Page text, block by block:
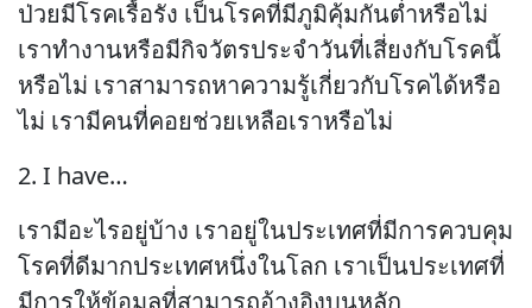
ป่วยมีโรคเรื้อรัง เป็นโรคที่มีภูมิคุ้มกันต่ำหรือไม่
เราทำงานหรือมีกิจวัตรประจำวันที่เสี่ยงกับโรคนี้
หรือไม่ เราสามารถหาความรู้เกี่ยวกับโรคได้หรือ
ไม่ เรามีคนที่คอยช่วยเหลือเราหรือไม่
2. I have…
เรามีอะไรอยู่บ้าง เราอยู่ในประเทศที่มีการควบคุม
โรคที่ดีมากประเทศหนึ่งในโลก เราเป็นประเทศที่
มีการให้ข้อมูลที่สามารถอ้างอิงบนหลัก